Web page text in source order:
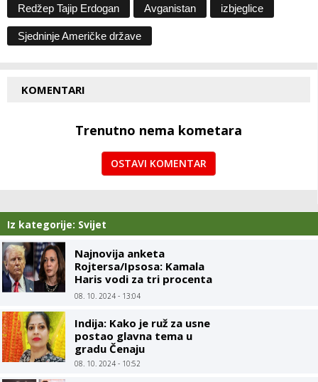
Redžep Tajip Erdogan Avganistan izbjeglice
Sjedninje Američke države
KOMENTARI
Trenutno nema kometara
OSTAVI KOMENTAR
Iz kategorije: Svijet
Najnovija anketa
Rojtersa/Ipsosa: Kamala
Haris vodi za tri procenta
u odnosu na Trampa
08. 10. 2024 - 13:04
Indija: Kako je ruž za usne
postao glavna tema u
gradu Čenaju
08. 10. 2024 - 10:52